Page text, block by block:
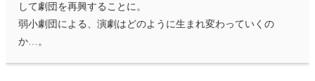
して劇団を再興することに。
弱小劇団による、演劇はどのように生まれ変わっていくの
か…。